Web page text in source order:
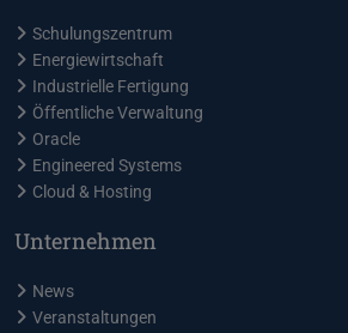
Schulungszentrum
Energiewirtschaft
Industrielle Fertigung
Öffentliche Verwaltung
Oracle
Engineered Systems
Cloud & Hosting
Unternehmen
News
Veranstaltungen